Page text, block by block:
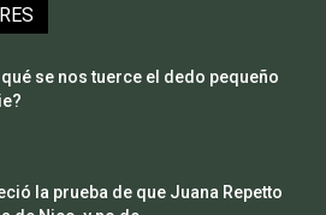
se nos tuerce el dedo pequeño
la prueba de que Juana Repetto